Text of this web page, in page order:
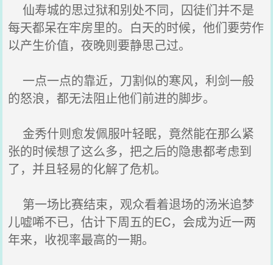
仙寿城的思过狱和别处不同，囚徒们并不是
每天都呆在牢房里的。白天的时候，他们要劳作
以产生价值，夜晚则要静思己过。
一点一点的靠近，刀割似的寒风，利剑一般
的怒浪，都无法阻止他们前进的脚步。
金秀什则愈发佩服叶轻眠，竟然能在那么紧
张的时候想了这么多，把之后的隐患都考虑到
了，并且轻易的化解了危机。
第一场比赛结束，观众看着退场的汤米追梦
儿嘘唏不已，估计下周五的EC，会成为近一两
年来，收视率最高的一期。